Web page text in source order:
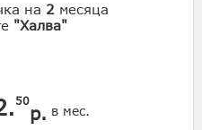
на 2 месяца
"Халва"
50
р. в мес.